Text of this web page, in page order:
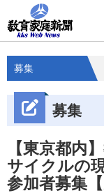
募集
募集
【東京都内
サイクルの
参加者募集【